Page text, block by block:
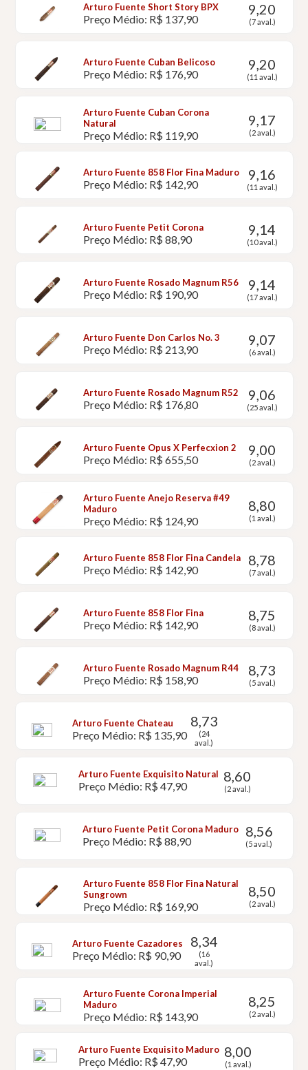
Arturo Fuente Short Story BPX
Preço Médio: R$ 137,90
9,20
(7 aval.)
Arturo Fuente Cuban Belicoso
Preço Médio: R$ 176,90
9,20
(11 aval.)
Arturo Fuente Cuban Corona
Natural
Preço Médio: R$ 119,90
9,17
(2 aval.)
Arturo Fuente 858 Flor Fina Maduro
Preço Médio: R$ 142,90
9,16
(11 aval.)
Arturo Fuente Petit Corona
Preço Médio: R$ 88,90
9,14
(10 aval.)
Arturo Fuente Rosado Magnum R56
Preço Médio: R$ 190,90
9,14
(17 aval.)
Arturo Fuente Don Carlos No. 3
Preço Médio: R$ 213,90
9,07
(6 aval.)
Arturo Fuente Rosado Magnum R52
Preço Médio: R$ 176,80
9,06
(25 aval.)
Arturo Fuente Opus X Perfecxion 2
Preço Médio: R$ 655,50
9,00
(2 aval.)
Arturo Fuente Anejo Reserva #49
Maduro
Preço Médio: R$ 124,90
8,80
(1 aval.)
Arturo Fuente 858 Flor Fina Candela
Preço Médio: R$ 142,90
8,78
(7 aval.)
Arturo Fuente 858 Flor Fina
Preço Médio: R$ 142,90
8,75
(8 aval.)
Arturo Fuente Rosado Magnum R44
Preço Médio: R$ 158,90
8,73
(5 aval.)
Arturo Fuente Chateau
Preço Médio: R$ 135,90
8,73
(24
aval.)
Arturo Fuente Exquisito Natural
Preço Médio: R$ 47,90
8,60
(2 aval.)
Arturo Fuente Petit Corona Maduro
Preço Médio: R$ 88,90
8,56
(5 aval.)
Arturo Fuente 858 Flor Fina Natural
Sungrown
Preço Médio: R$ 169,90
8,50
(2 aval.)
Arturo Fuente Cazadores
Preço Médio: R$ 90,90
8,34
(16
aval.)
Arturo Fuente Corona Imperial
Maduro
Preço Médio: R$ 143,90
8,25
(2 aval.)
Arturo Fuente Exquisito Maduro
Preço Médio: R$ 47,90
8,00
(1 aval.)